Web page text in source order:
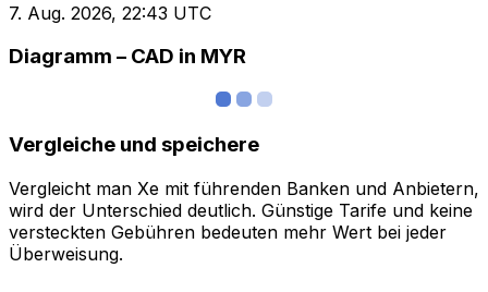
7. Aug. 2026, 22:43 UTC
Diagramm – CAD in MYR
Vergleiche und speichere
Vergleicht man Xe mit führenden Banken und Anbietern,
wird der Unterschied deutlich. Günstige Tarife und keine
versteckten Gebühren bedeuten mehr Wert bei jeder
Überweisung.